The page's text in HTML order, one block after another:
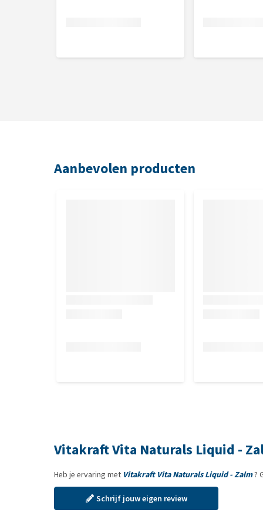
Aanbevolen producten
Vitakraft Vita Naturals Liquid -
Heb je ervaring met Vitakraft Vita Naturals Liquid - Zalm?
Schrijf jouw eigen review